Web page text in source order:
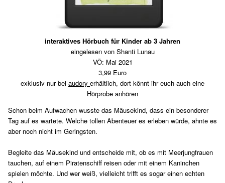
interaktives Hörbuch für Kinder ab 3 Jahren
eingelesen von Shanti Lunau
VÖ: Mai 2021
3,99 Euro
exklusiv nur bei audory erhältlich, dort könnt ihr euch auch eine
Hörprobe anhören
Schon beim Aufwachen wusste das Mäusekind, dass ein besonderer
Tag auf es wartete. Welche tollen Abenteuer es erleben würde, ahnte es
aber noch nicht im Geringsten.
Begleite das Mäusekind und entscheide mit, ob es mit Meerjungfrauen
tauchen, auf einem Piratenschiff reisen oder mit einem Kaninchen
spielen möchte. Und wer weiß, vielleicht trifft es sogar einen echten